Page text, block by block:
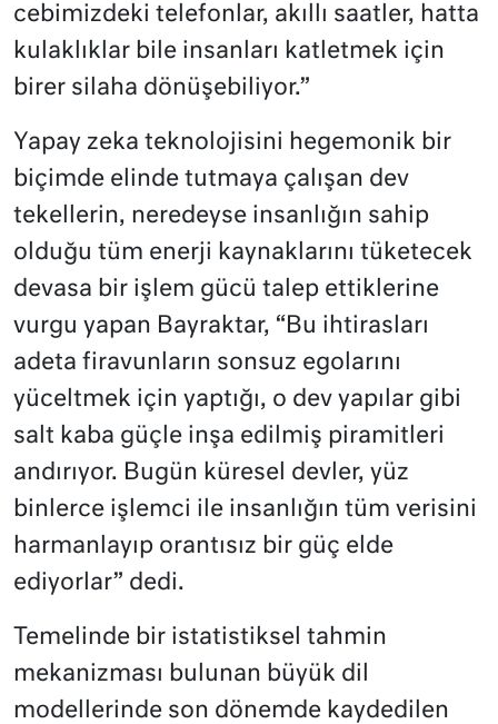
cebimizdeki telefonlar, akıllı saatler, hatta
kulaklıklar bile insanları katletmek için
birer silaha dönüşebiliyor.”
Yapay zeka teknolojisini hegemonik bir
biçimde elinde tutmaya çalışan dev
tekellerin, neredeyse insanlığın sahip
olduğu tüm enerji kaynaklarını tüketecek
devasa bir işlem gücü talep ettiklerine
vurgu yapan Bayraktar, “Bu ihtirasları
adeta firavunların sonsuz egolarını
yüceltmek için yaptığı, o dev yapılar gibi
salt kaba güçle inşa edilmiş piramitleri
andırıyor. Bugün küresel devler, yüz
binlerce işlemci ile insanlığın tüm verisini
harmanlayıp orantısız bir güç elde
ediyorlar” dedi.
Temelinde bir istatistiksel tahmin
mekanizması bulunan büyük dil
modellerinde son dönemde kaydedilen